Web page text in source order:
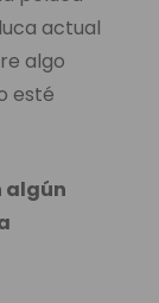
actual
algo
esté
algún